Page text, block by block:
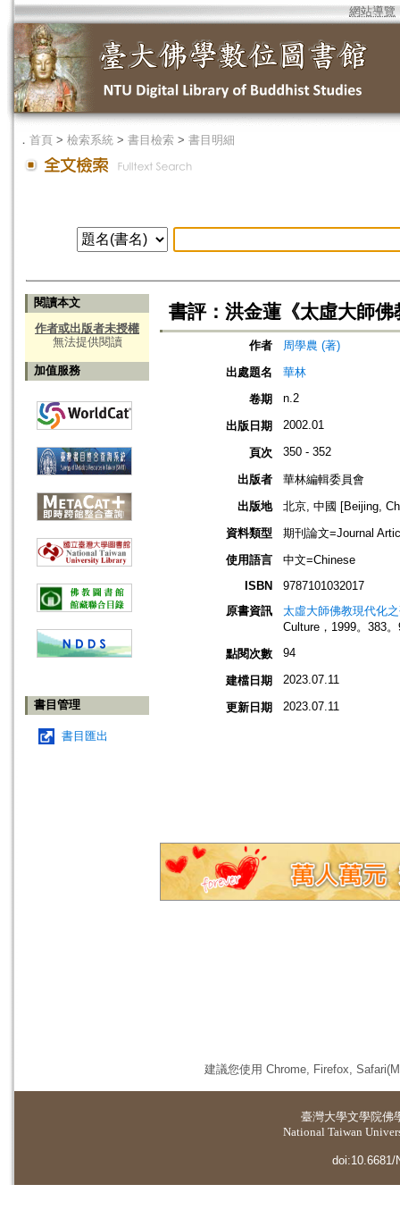
網站導覽
． 首頁 > 檢索系統 > 書目檢索 > 書目明細
閱讀本文
作者或出版者未授權
無法提供閱讀
加值服務
書目管理
書目匯出
書評：洪金蓮《太虛大師
作者
周學農 (著)
出處題名
華林
卷期
n.2
出版日期 2002.01
頁次 350 - 352
出版者
華林編輯委員會
出版地
北京, 中國 [Beijing,
資料類型
期刊論文=Journal
使用語言
中文=Chinese
ISBN
9787101032017
原書資訊
太虛大師佛教現代化
Culture，1999。383
點閱次數
94
建檔日期 2023.07.11
更新日期 2023.07.11
建議您使用 Chrome, Firefox,
臺灣大學文學院佛
National Taiwan
doi:10.6681/